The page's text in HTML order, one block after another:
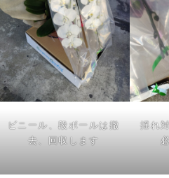
ビニール、段ボールは撤
去、回収します
揺れ